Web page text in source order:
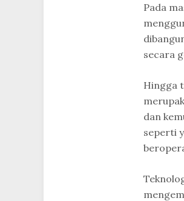
Pada
secara
Hingga
dan
seperti